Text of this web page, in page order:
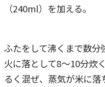
（240ml）を加える。
ふたをして沸くまで数
火に落として8～10分炊
るく混ぜ、蒸気が米に